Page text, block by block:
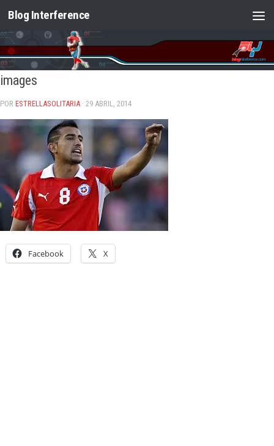
Saltar al contenido
Blog Interference
images
POR ESTRELLASOLITARIA · 29 ABRIL, 2014
Facebook X